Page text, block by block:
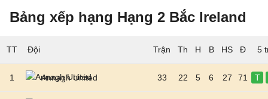
Bảng xếp hạng Hạng 2 Bắc Ireland
TT Đội 5
1 Annagh United 33 22 5 6 27 71 T